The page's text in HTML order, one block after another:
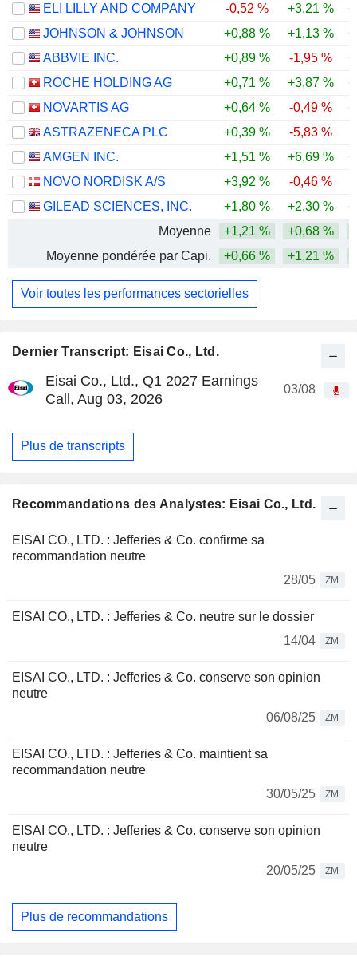
Dernier Transcript: Eisai Co., Ltd.
Eisai Co., Ltd., Q1 2027 Earnings
Call, Aug 03, 2026
03/08
Plus de transcripts
Recommandations des Analystes: Eisai Co., Ltd.
EISAI CO., LTD. : Jefferies & Co. confirme sa
recommandation neutre
28/05
ZM
EISAI CO., LTD. : Jefferies & Co. neutre sur le dossier
14/04
ZM
EISAI CO., LTD. : Jefferies & Co. conserve son opinion
neutre
06/08/25
ZM
EISAI CO., LTD. : Jefferies & Co. maintient sa
recommandation neutre
30/05/25
ZM
EISAI CO., LTD. : Jefferies & Co. conserve son opinion
neutre
20/05/25
ZM
Plus de recommandations
ELI LILLY AND COMPANY
-0,52 % +3,21 %
JOHNSON & JOHNSON
+0,88 % +1,13 %
ABBVIE INC.
+0,89 % -1,95 %
ROCHE HOLDING AG
+0,71 % +3,87 %
NOVARTIS AG
+0,64 % -0,49 %
ASTRAZENECA PLC
+0,39 % -5,83 %
AMGEN INC.
+1,51 % +6,69 %
NOVO NORDISK A/S
+3,92 % -0,46 %
GILEAD SCIENCES, INC.
+1,80 % +2,30 %
Moyenne
+1,21 % +0,68 %
Moyenne pondérée par Capi.
+0,66 % +1,21 %
Voir toutes les performances sectorielles